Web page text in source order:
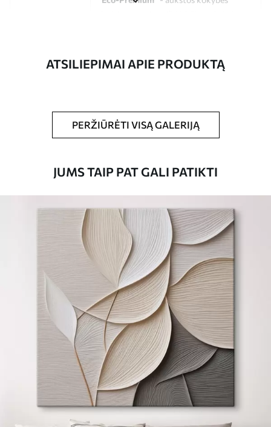
Straipsnio
s33434
Galite padengti laku.
Standartas
Iš15.00€
Eco-Premium
.00
ATSILIEPIMAI APIE PRODUKTĄ
PERŽIŪRĖTI VISĄ GALERIJĄ
JUMS TAIP PAT GALI PATIKTI